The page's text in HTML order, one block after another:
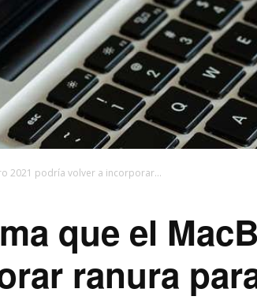
2021 podría volver a incorporar...
que el
ranura